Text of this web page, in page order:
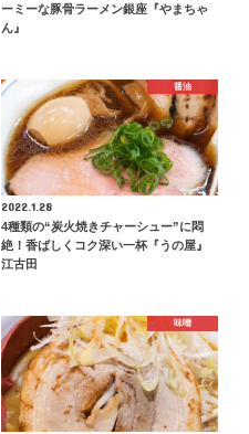
ーミーな豚骨ラーメン銀座『やまちゃ
ん』
醤油
2022.1.28
4種類の“炭火焼きチャーシュー”に悶
絶！香ばしくコク深い一杯『うの屋』
江古田
味噌